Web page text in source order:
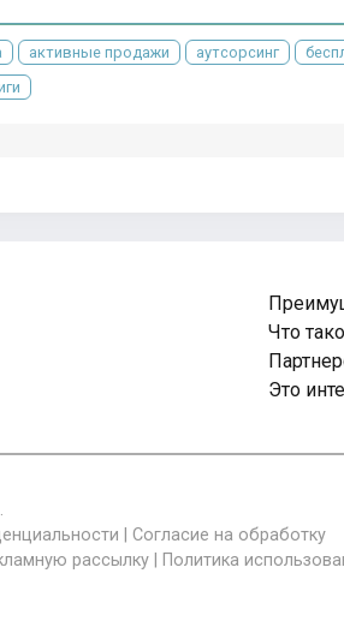
активные продажи аутсорсинг
Что
Это
Согласие на обработку
рассылку
Политика